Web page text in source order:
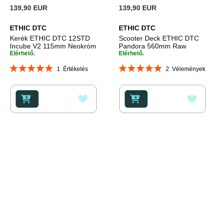
139,90 EUR
ETHIC DTC
Kerék ETHIC DTC 12STD
Incube V2 115mm Neokróm
Elérhető.
Rating:
1 Értékelés
HOZZÁADÁS
A
139,90 EUR
ETHIC DTC
Scooter Deck ETHIC DTC
Pandora 560mm Raw
Elérhető.
Rating:
2Vélemények
A